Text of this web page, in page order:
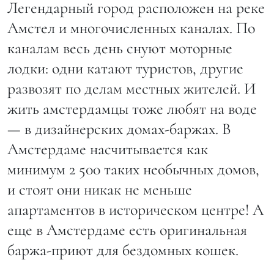
Легендарный город расположен на реке
Амстел и многочисленных каналах. По
каналам весь день снуют моторные
лодки: одни катают туристов, другие
развозят по делам местных жителей. И
жить амстердамцы тоже любят на воде
— в дизайнерских домах-баржах. В
Амстердаме насчитывается как
минимум 2 500 таких необычных домов,
и стоят они никак не меньше
апартаментов в историческом центре! А
еще в Амстердаме есть оригинальная
баржа-приют для бездомных кошек.